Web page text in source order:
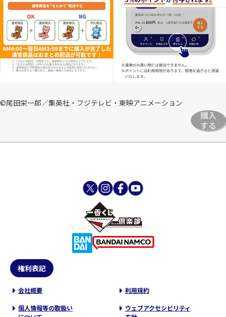
©尾田栄一郎／集英社・フジテレビ・東映アニメーション
購入
する
権利表記
会社概要 利用規約
個人情報等の取扱い
ウェブアクセシビリティ